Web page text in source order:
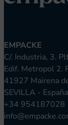
EMPACKE
C/. Industria, 3.
Edif. Metropol 2.
41927 Mairena
SEVILLA - España
+34 954187028